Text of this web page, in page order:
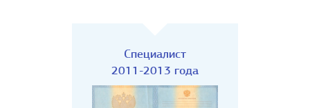
Специалист
2011-2013 года